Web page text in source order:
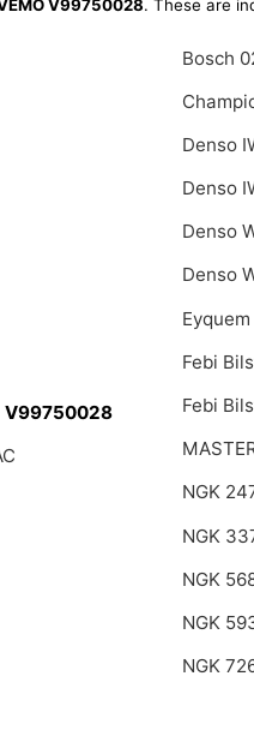
V99750028. These are
V99750028
Bosch
Denso
Denso
Denso
Denso
Febi
Febi
NGK
NGK
NGK
NGK
NGK